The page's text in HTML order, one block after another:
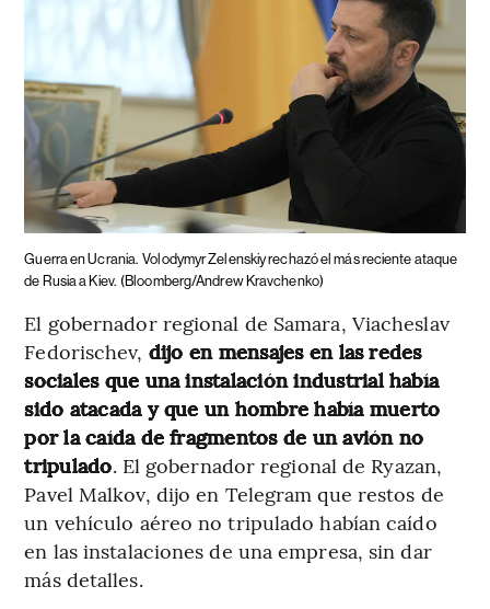
Guerra en Ucrania. Volodymyr Zelenskiy rechazó el más reciente ataque
de Rusia a Kiev. (Bloomberg/Andrew Kravchenko)
El gobernador regional de Samara, Viacheslav
Fedorischev, dijo en mensajes en las redes
sociales que una instalación industrial había
sido atacada y que un hombre había muerto
por la caída de fragmentos de un avión no
tripulado. El gobernador regional de Ryazan,
Pavel Malkov, dijo en Telegram que restos de
un vehículo aéreo no tripulado habían caído
en las instalaciones de una empresa, sin dar
más detalles.